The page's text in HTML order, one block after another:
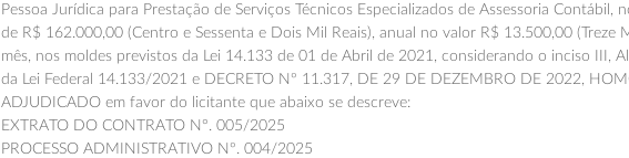
Pessoa Jurídica para Prestação de Serviços Técnicos Especializados de Assessoria Contábil,
de R$ 162.000,00 (Centro e Sessenta e Dois Mil Reais), anual no valor R$ 13.500,00 (Treze
mês, nos moldes previstos da Lei 14.133 de 01 de Abril de 2021, considerando o inciso III,
da Lei Federal 14.133/2021 e DECRETO Nº 11.317, DE 29 DE DEZEMBRO DE 2022,
ADJUDICADO em favor do licitante que abaixo se descreve:
EXTRATO DO CONTRATO N°. 005/2025
PROCESSO ADMINISTRATIVO Nº. 004/2025